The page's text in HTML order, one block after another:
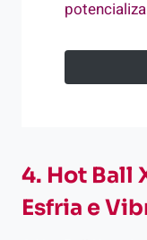
4. Hot Ball
Esfria e